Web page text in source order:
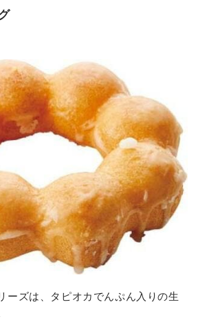
ーズは、タピオカでんぷん入りの生